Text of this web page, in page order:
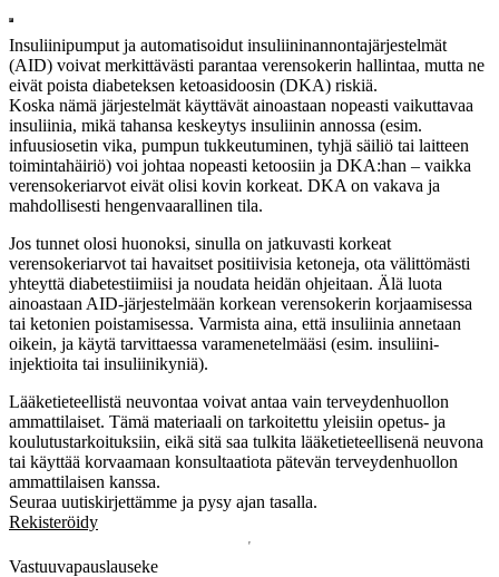
Insuliinipumput ja automatisoidut insuliininannontajärjestelmät
(AID) voivat merkittävästi parantaa verensokerin hallintaa, mutta ne
eivät poista diabeteksen ketoasidoosin (DKA) riskiä.
Koska nämä järjestelmät käyttävät ainoastaan nopeasti vaikuttavaa
insuliinia, mikä tahansa keskeytys insuliinin annossa (esim.
infuusiosetin vika, pumpun tukkeutuminen, tyhjä säiliö tai laitteen
toimintahäiriö) voi johtaa nopeasti ketoosiin ja DKA:han – vaikka
verensokeriarvot eivät olisi kovin korkeat. DKA on vakava ja
mahdollisesti hengenvaarallinen tila.
Jos tunnet olosi huonoksi, sinulla on jatkuvasti korkeat
verensokeriarvot tai havaitset positiivisia ketoneja, ota välittömästi
yhteyttä diabetestiimiisi ja noudata heidän ohjeitaan. Älä luota
ainoastaan AID-järjestelmään korkean verensokerin korjaamisessa
tai ketonien poistamisessa. Varmista aina, että insuliinia annetaan
oikein, ja käytä tarvittaessa varamenetelmääsi (esim. insuliini-
injektioita tai insuliinikyniä).
Lääketieteellistä neuvontaa voivat antaa vain terveydenhuollon
ammattilaiset. Tämä materiaali on tarkoitettu yleisiin opetus- ja
koulutustarkoituksiin, eikä sitä saa tulkita lääketieteellisenä neuvona
tai käyttää korvaamaan konsultaatiota pätevän terveydenhuollon
ammattilaisen kanssa.
Seuraa uutiskirjettämme ja pysy ajan tasalla.
Rekisteröidy
Vastuuvapauslauseke